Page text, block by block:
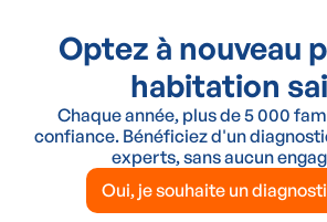
Optez à nouveau
habitation
Chaque année, plus de 5 000
confiance. Bénéficiez d'un
experts, sans aucun
Oui, je souhaite un